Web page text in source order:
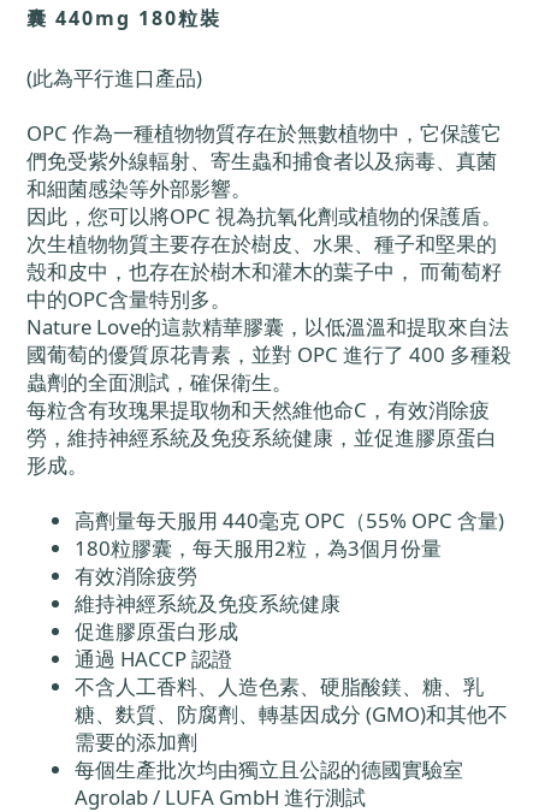
囊 440mg 180粒裝
(此為平行進口產品)
OPC 作為一種植物物質存在於無數植物中，它保護它
們免受紫外線輻射、寄生蟲和捕食者以及病毒、真菌
和細菌感染等外部影響。
因此，您可以將OPC 視為抗氧化劑或植物的保護盾。
次生植物物質主要存在於樹皮、水果、種子和堅果的
殼和皮中，也存在於樹木和灌木的葉子中， 而葡萄籽
中的OPC含量特別多。
Nature Love的這款精華膠囊，以低溫溫和提取來自法
國葡萄的優質原花青素，並對 OPC 進行了 400 多種殺
蟲劑的全面測試，確保衛生。
每粒含有玫瑰果提取物和天然維他命C，有效消除疲
勞，維持神經系統及免疫系統健康，並促進膠原蛋白
形成。
高劑量每天服用 440毫克 OPC（55% OPC 含量)
180粒膠囊，每天服用2粒，為3個月份量
有效消除疲勞
維持神經系統及免疫系統健康
促進膠原蛋白形成
通過 HACCP 認證
不含人工香料、人造色素、硬脂酸鎂、糖、乳
糖、麩質、防腐劑、轉基因成分 (GMO)和其他不
需要的添加劑
每個生產批次均由獨立且公認的德國實驗室
Agrolab / LUFA GmbH 進行測試